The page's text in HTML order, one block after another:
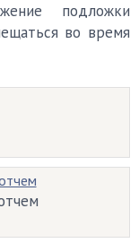
подложки
во время